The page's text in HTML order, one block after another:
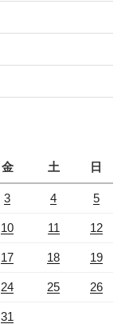
金 土 日
3 4 5
10 11 12
17 18 19
24 25 26
31